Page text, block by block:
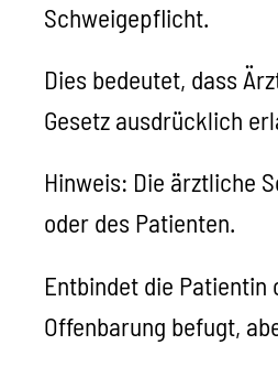
Schweigepflicht.
Dies bedeutet, dass
Gesetz ausdrücklich
Hinweis: Die ärztliche
oder des Patienten.
Entbindet die Patientin
Offenbarung befugt,